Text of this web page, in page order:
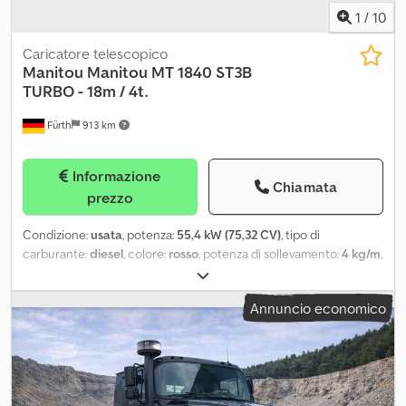
1 / 10
Fürth 913 km
Caricatore telescopico
Manitou Manitou MT 1840 ST3B
TURBO - 18m / 4t.
prezzo
Chiamata
Condizione:usata, potenza: 55,4 kW (75,32 CV), tipo di
carburante:diesel, colore: rosso, potenza di sollevamento:4 kg/m,
18.000 mm
15.5 / 80 - 24, condizione degli pneumatici:98 percentuale,
configurazione degli assi:4x4, tipo di montante:telescopico,
Anno di produzione:2018 , ore di funzionamento: 907 h
Equipaggiamento:cabina, forche per pallet, gancio traino
rimorchio, idraulica, trazione integrale, Fuoristrada - Carrello
elevatore a braccio telescopico MANITOU, tipo: MT 1840 ST3B
Annuncio economico